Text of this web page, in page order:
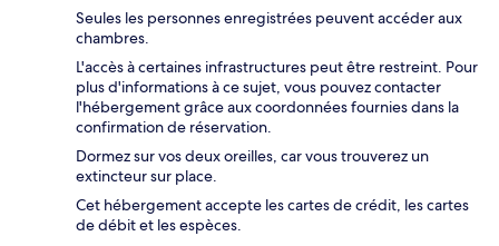
Seules les personnes enregistrées peuvent accéder aux
chambres.
L'accès à certaines infrastructures peut être restreint. Pour
plus d'informations à ce sujet, vous pouvez contacter
l'hébergement grâce aux coordonnées fournies dans la
confirmation de réservation.
Dormez sur vos deux oreilles, car vous trouverez un
extincteur sur place.
Cet hébergement accepte les cartes de crédit, les cartes
de débit et les espèces.